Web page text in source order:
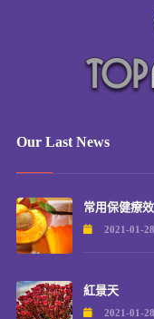
Our Last News
常用保健療
2021-01-28
紅景天
2021-01-28